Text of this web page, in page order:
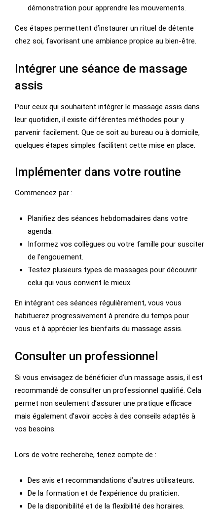
démonstration pour apprendre les mouvements.
Ces étapes permettent d’instaurer un rituel de détente
chez soi, favorisant une ambiance propice au bien-être.
Intégrer une séance de massage
assis
Pour ceux qui souhaitent intégrer le massage assis dans
leur quotidien, il existe différentes méthodes pour y
parvenir facilement. Que ce soit au bureau ou à domicile,
quelques étapes simples facilitent cette mise en place.
Implémenter dans votre routine
Commencez par :
Planifiez des séances hebdomadaires dans votre
agenda.
Informez vos collègues ou votre famille pour susciter
de l’engouement.
Testez plusieurs types de massages pour découvrir
celui qui vous convient le mieux.
En intégrant ces séances régulièrement, vous vous
habituerez progressivement à prendre du temps pour
vous et à apprécier les bienfaits du massage assis.
Consulter un professionnel
Si vous envisagez de bénéficier d’un massage assis, il est
recommandé de consulter un professionnel qualifié. Cela
permet non seulement d’assurer une pratique efficace
mais également d’avoir accès à des conseils adaptés à
vos besoins.
Lors de votre recherche, tenez compte de :
Des avis et recommandations d’autres utilisateurs.
De la formation et de l’expérience du praticien.
De la disponibilité et de la flexibilité des horaires.